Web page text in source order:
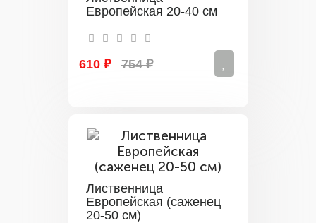
Европейская 20-40 см
610 ₽ 754 ₽
Лиственница
Европейская (саженец
20-50 см)